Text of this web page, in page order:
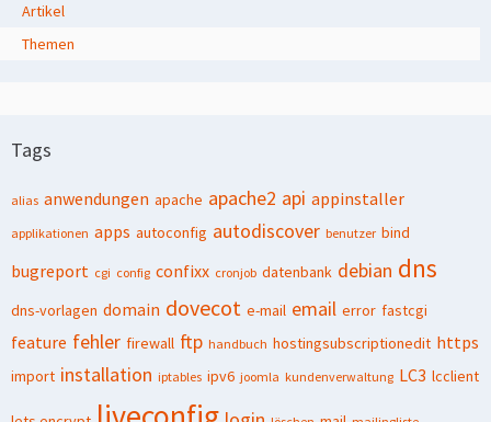
Artikel
Themen
Tags
alias anwendungen apache apache2 api appinstaller
applikationen apps autoconfig autodiscover benutzer bind
bugreport cgi config confixx cronjob datenbank debian dns
dns-vorlagen domain dovecot e-mail email error fastcgi
feature fehler firewall ftp handbuch hostingsubscriptionedit https
import installation iptables ipv6 joomla kundenverwaltung LC3 lcclient